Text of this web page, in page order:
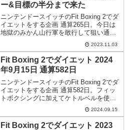
ー&目標の半分まで来た
ニンテンドースイッチのFit Boxing 2でダ
イエットをする企画 通算265日。今日は
地獄のみかん山行軍を敢行して狙い通り
新記録を更新。ついに目標の半分までや
ってきました。写真は道中で買ったパン
など。
2023.11.03
Fit Boxing 2でダイエット 2024
年9月15日 通算582日
ニンテンドースイッチのFit Boxing 2でダ
イエットをする企画 通算582日。フィッ
トボクシングに加えてケトルベルを使っ
て良いトレーニングができました。なお
マッドプロテインで買った商品が購入後6
日経っても発送すらされません。
2024.09.15
Fit Boxing 2でダイエット 2023